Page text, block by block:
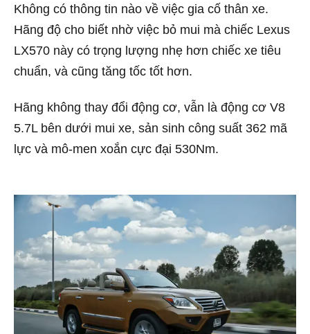
Không có thông tin nào về việc gia cố thân xe.
Hãng độ cho biết nhờ việc bỏ mui mà chiếc Lexus
LX570 này có trọng lượng nhẹ hơn chiếc xe tiêu
chuẩn, và cũng tăng tốc tốt hơn.
Hãng không thay đổi động cơ, vẫn là động cơ V8
5.7L bên dưới mui xe, sản sinh công suất 362 mã
lực và mô-men xoắn cực đại 530Nm.